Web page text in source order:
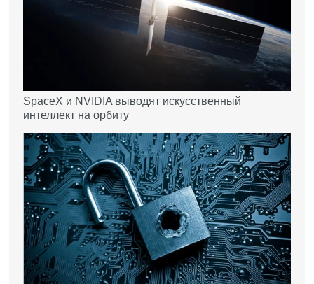
SpaceX и NVIDIA выводят искусственный
интеллект на орбиту